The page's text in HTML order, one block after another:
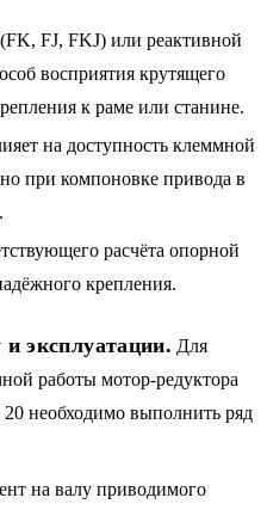
FJ, FKJ) или реактивной
восприятия крутящего
к раме или станине.
на доступность клеммной
при компоновке привода в
расчёта опорной
крепления.
эксплуатации. Для
работы мотор-редуктора
необходимо выполнить ряд
на валу приводимого